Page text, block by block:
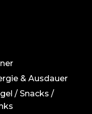
& Ausdauer
/ Snacks /